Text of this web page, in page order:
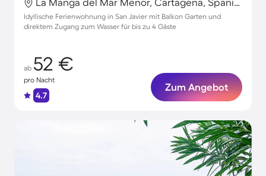
Idyllische Ferienwohnung in San Javier mit Balkon Garten und
direktem Zugang zum Wasser für bis zu 4 Gäste
ab 52 €
pro Nacht
4.7
Zum Angebot